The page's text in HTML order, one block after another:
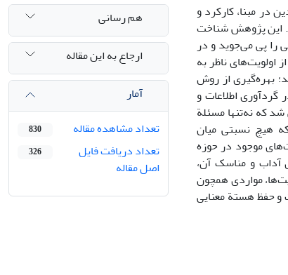
مبنا، کارکرد و
این پژوهش شناخت
پی می‌جوید و در
ناظر به
بهره‌گیری از روش
اطلاعات و
که نه‌تنها مسئلة
هیچ نسبتی میان
موجود در حوزه
آداب و مناسک آن،
مواردی همچون
و حفظ هستة معنایی
هم رسانی
ارجاع به این مقاله
آمار
تعداد مشاهده مقاله
830
تعداد دریافت فایل
اصل مقاله
326